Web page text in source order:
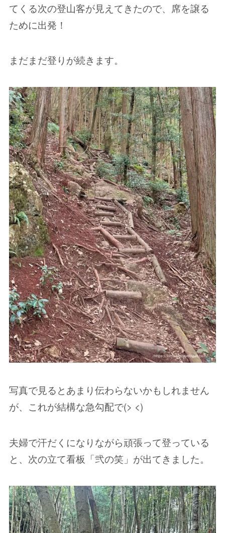
てくる次の登山客が見えてきたので、席を譲る
ために出発！
まだまだ登りが続きます。
写真で見るとあまり伝わらないかもしれません
が、これが結構な急勾配で(> <)
夫婦で汗だくになりながら頑張って登っている
と、次の立て看板「弐の笑」が出てきました。